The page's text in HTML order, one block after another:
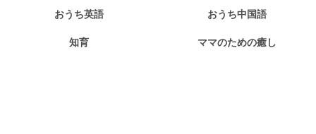
おうち英語 おうち中国語
知育 ママのための癒し